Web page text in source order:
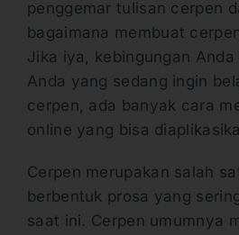
penggemar tulisan cerpen
bagaimana membuat
Jika iya, kebingungan
Anda yang sedang ingin
cerpen, ada banyak cara
online yang bisa
Cerpen merupakan salah
berbentuk prosa yang
saat ini. Cerpen umumnya